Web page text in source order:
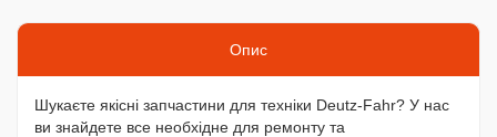
Опис
Шукаєте якісні запчастини для техніки Deutz-Fahr? У нас
ви знайдете все необхідне для ремонту та